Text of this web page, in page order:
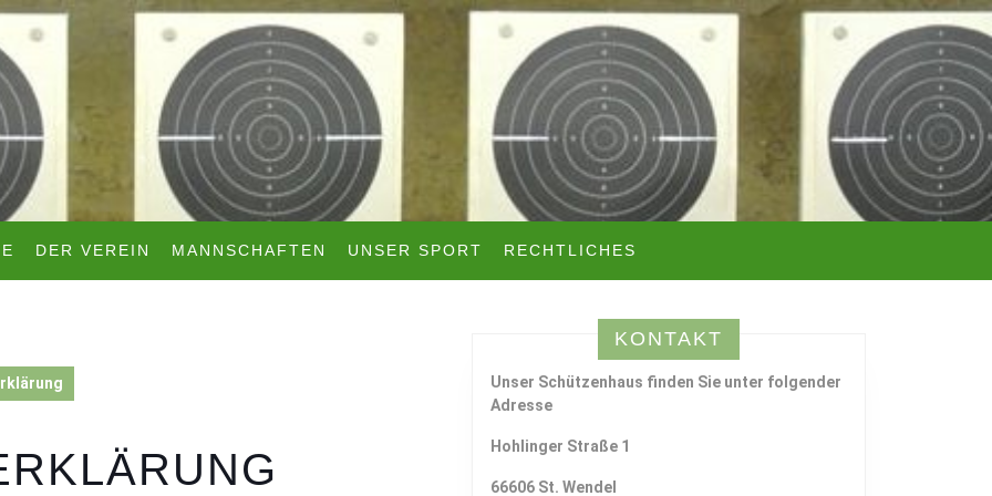
DER VEREIN MANNSCHAFTEN UNSER SPORT RECHTLICHES
KONTAKT
Unser Schützenhaus finden Sie unter folgender
Adresse
Hohlinger Straße 1
66606 St. Wendel